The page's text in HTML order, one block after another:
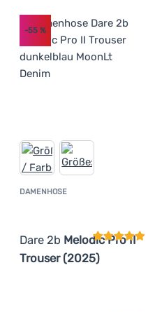
DAMENHOSE
Dare 2b Melodic Pro II
Trouser (2025)
-55 %